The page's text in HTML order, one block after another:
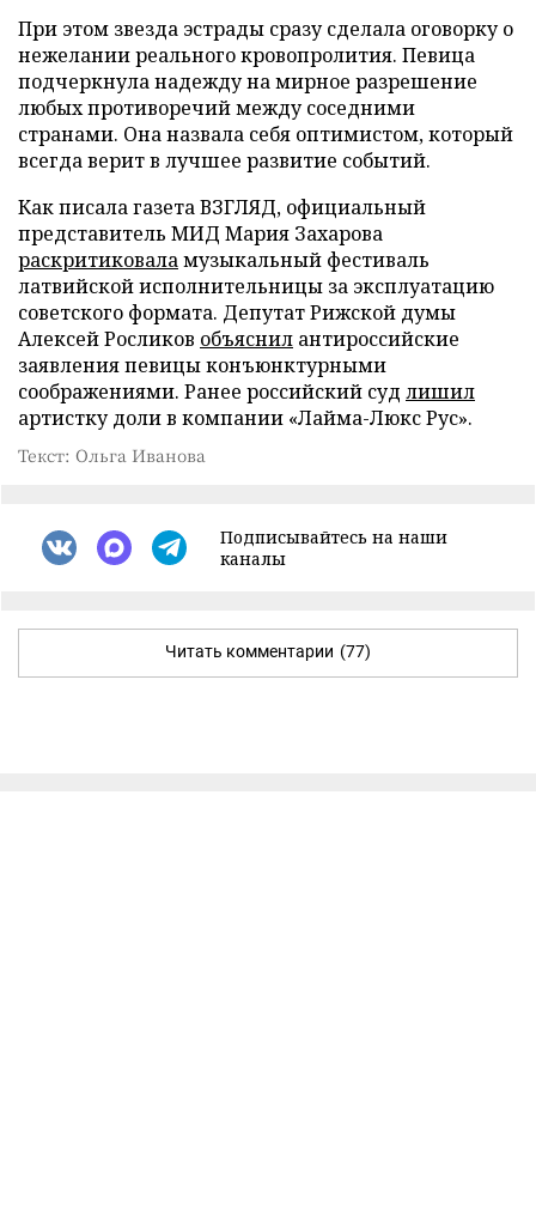
При этом звезда эстрады сразу сделала оговорку о
нежелании реального кровопролития. Певица
подчеркнула надежду на мирное разрешение
любых противоречий между соседними
странами. Она назвала себя оптимистом, который
всегда верит в лучшее развитие событий.
Как писала газета ВЗГЛЯД, официальный
представитель МИД Мария Захарова
раскритиковаламузыкальный фестиваль
латвийской исполнительницы за эксплуатацию
советского формата. Депутат Рижской думы
Алексей Росликов объяснил антироссийские
заявления певицы конъюнктурными
соображениями. Ранее российский суд лишил
артистку доли в компании «Лайма-Люкс Рус».
Текст: Ольга Иванова
Подписывайтесь на наши
каналы
Читать комментарии (77)